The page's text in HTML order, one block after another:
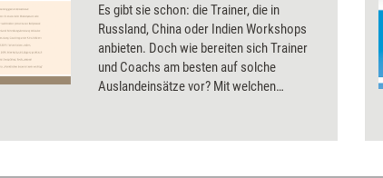
Es gibt sie schon: die Trainer, die in
Russland, China oder Indien Workshops
anbieten. Doch wie bereiten sich Trainer
und Coachs am besten auf solche
Auslandeinsätze vor? Mit welchen
Vordermann? Das Dossier zeigt, wie die